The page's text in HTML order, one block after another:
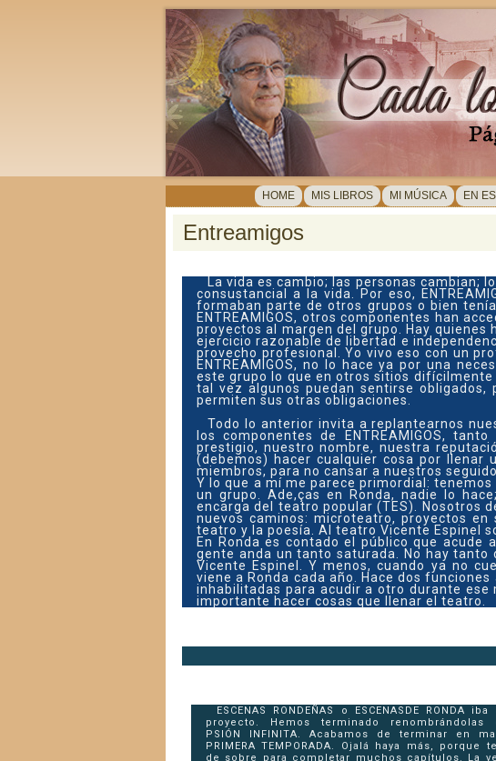
HOME MIS LIBROS MI MÚSICA EN
Entreamigos
La vida es cambio; las personas cambian;
consustancial a la vida. Por eso,
formaban parte de otros grupos o bien
ENTREAMIGOS, otros componentes han
proyectos al margen del grupo. Hay quienes
ejercicio razonable de libertad e
provecho profesional. Yo vivo eso con un
ENTREAMIGOS, no lo hace ya por una
este grupo lo que en otros sitios
tal vez algunos puedan sentirse
permiten sus otras obligaciones.​
Todo lo anterior invita a replantearnos
los componentes de ENTREAMIGOS,
prestigio, nuestro nombre, nuestra
(debemos) hacer cualquier cosa por llenar
miembros, para no cansar a nuestros
Y lo que a mí me parece primordial:
un grupo. Ade,ças en Ronda, nadie lo
encarga del teatro popular (TES). Nosotros
nuevos caminos: microteatro, proyectos
teatro y la poesía. Al teatro Vicente Espinel
En Ronda es contado el público que
gente anda un tanto saturada. No hay tanto
Vicente Espinel. Y menos, cuando ya no
viene a Ronda cada año. Hace dos
inhabilitadas para acudir a otro durante ese
importante hacer cosas que llenar el teatro.
ESCENAS RONDEÑAS o ESCENASDE RONDA
proyecto. Hemos terminado renombrándolas
PSIÓN INFINITA. Acabamos de terminar en
PRIMERA TEMPORADA. Ojalá haya más, porque
de sobre para completar muchos capítulos. La